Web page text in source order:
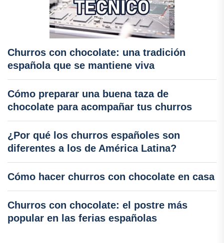
Churros con chocolate: una tradición
española que se mantiene viva
Cómo preparar una buena taza de
chocolate para acompañar tus churros
¿Por qué los churros españoles son
diferentes a los de América Latina?
Cómo hacer churros con chocolate en casa
Churros con chocolate: el postre más
popular en las ferias españolas